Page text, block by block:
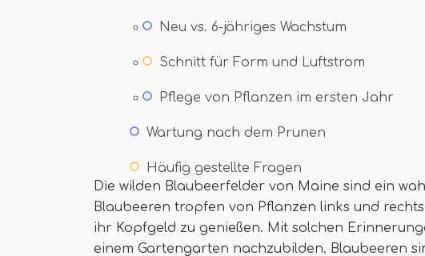
Neu vs. 6-jähriges Wachstum
Schnitt für Form und Luftstrom
Pflege von Pflanzen im ersten Jahr
Wartung nach dem Prunen
Häufig gestellte Fragen
Die wilden Blaubeerfelder von Maine sind ein
Blaubeeren tropfen von Pflanzen links und
ihr Kopfgeld zu genießen. Mit solchen
einem Gartengarten nachzubilden. Blaubeeren